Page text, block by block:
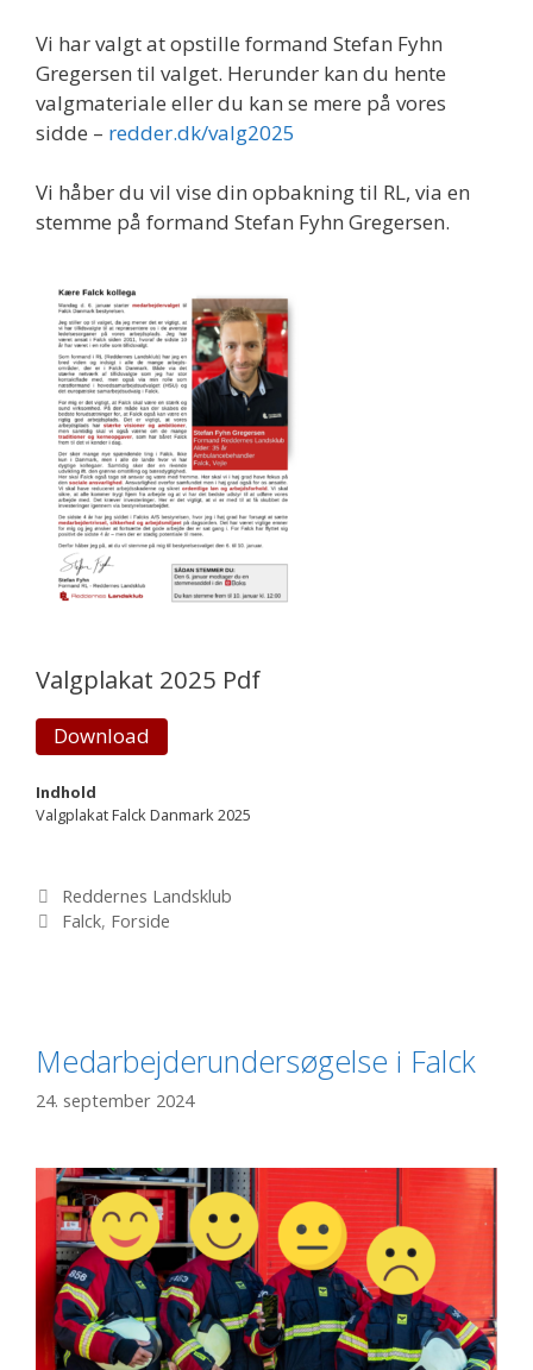
Vi har valgt at opstille formand Stefan Fyhn
Gregersen til valget. Herunder kan du hente
valgmateriale eller du kan se mere på vores
sidde – redder.dk/valg2025
Vi håber du vil vise din opbakning til RL, via en
stemme på formand Stefan Fyhn Gregersen.
Valgplakat 2025 Pdf
Download
Indhold
Valgplakat Falck Danmark 2025
Kategorier
Reddernes Landsklub
Tags
Falck, Forside
Medarbejderundersøgelse i Falck
24. september 2024